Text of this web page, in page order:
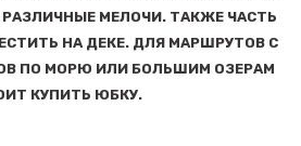
МЕЛОЧИ. ТАКЖЕ ЧАСТЬ
НА ДЕКЕ. ДЛЯ МАРШРУТОВ С
ПО МОРЮ ИЛИ БОЛЬШИМ ОЗЕРАМ
КУПИТЬ ЮБКУ.